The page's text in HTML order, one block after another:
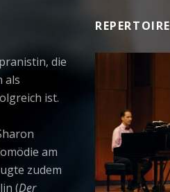
die
als
ist.
am
zudem
(Der
REPERTOIRE